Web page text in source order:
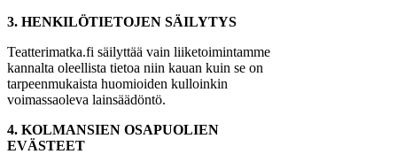
3. HENKILÖTIETOJEN SÄILYTYS
Teatterimatka.fi säilyttää vain liiketoimintamme
kannalta oleellista tietoa niin kauan kuin se on
tarpeenmukaista huomioiden kulloinkin
voimassaoleva lainsäädöntö.
4. KOLMANSIEN OSAPUOLIEN
EVÄSTEET